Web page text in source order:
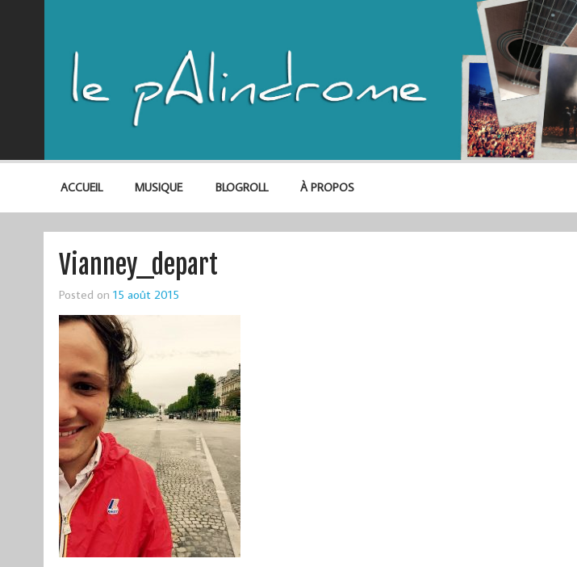
ACCUEIL MUSIQUE BLOGROLL À PROPOS
Vianney_depart
Posted on 15 août 2015